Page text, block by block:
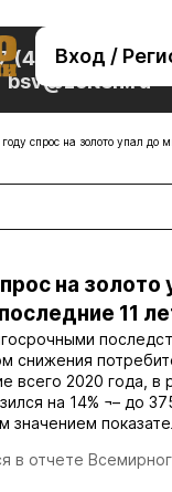
Вход /
(495) 221-76-
bsv@zolteh.ru
спрос на золото упал до
на золото
11
снижения
всего 2020 года, в
на 14% ¬– до
значением
в отчете